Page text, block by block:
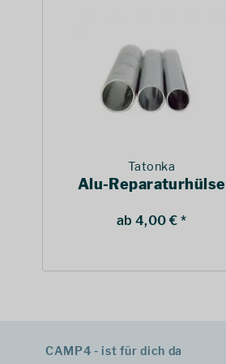
Tatonka
Alu-Reparaturhülse
ab 4,00 € *
CAMP4 - ist für dich da